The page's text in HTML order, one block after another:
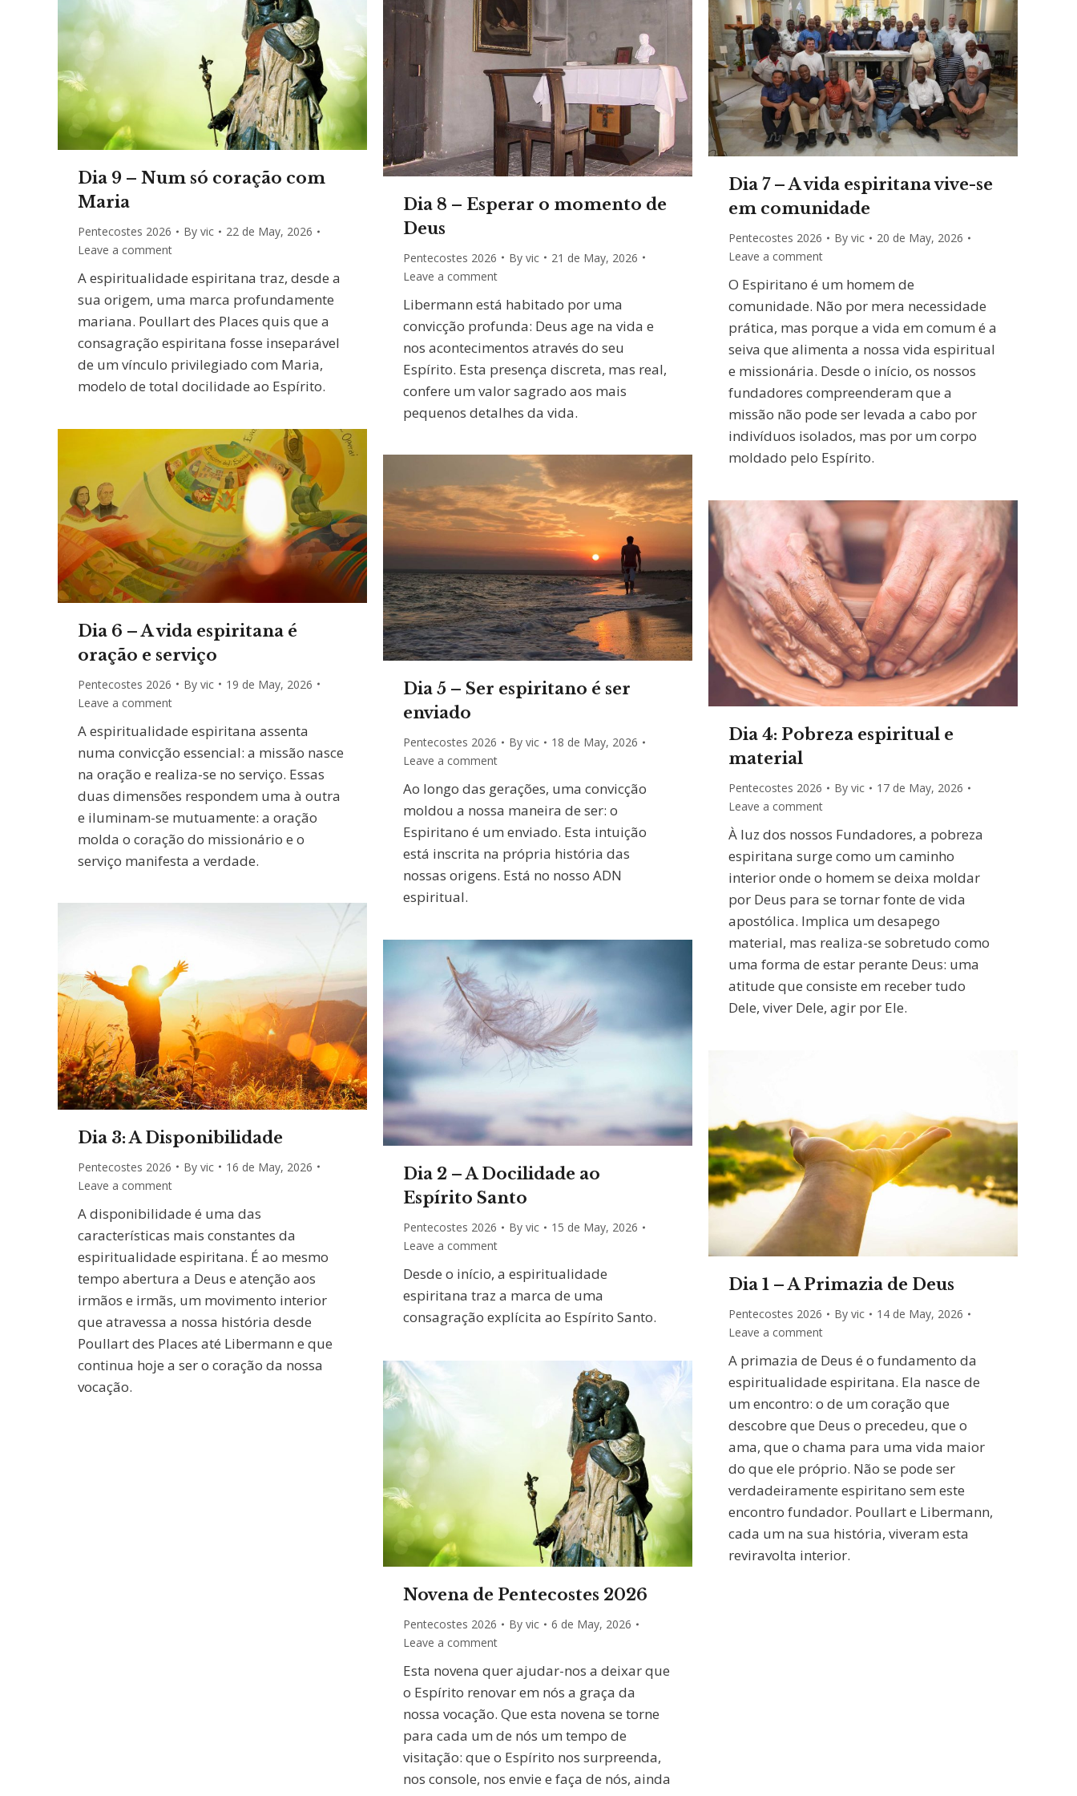
Dia 9 – Num só coração com
Maria
Pentecostes 2026 By vic
22 de May, 2026
Leave a comment
A espiritualidade espiritana traz, desde a
sua origem, uma marca profundamente
mariana. Poullart des Places quis que a
consagração espiritana fosse inseparável
de um vínculo privilegiado com Maria,
modelo de total docilidade ao Espírito.
Dia 8 – Esperar o momento de
Deus
Pentecostes 2026 By vic
21 de May, 2026
Leave a comment
Libermann está habitado por uma
convicção profunda: Deus age na vida e
nos acontecimentos através do seu
Espírito. Esta presença discreta, mas real,
confere um valor sagrado aos mais
pequenos detalhes da vida.
Dia 7 – A vida espiritana vive-se
em comunidade
Pentecostes 2026 By vic
20 de May, 2026
Leave a comment
O Espiritano é um homem de
comunidade. Não por mera necessidade
prática, mas porque a vida em comum é a
seiva que alimenta a nossa vida espiritual
e missionária. Desde o início, os nossos
fundadores compreenderam que a
missão não pode ser levada a cabo por
indivíduos isolados, mas por um corpo
moldado pelo Espírito.
Dia 6 – A vida espiritana é
oração e serviço
Pentecostes 2026 By vic
19 de May, 2026
Leave a comment
A espiritualidade espiritana assenta
numa convicção essencial: a missão nasce
na oração e realiza-se no serviço. Essas
duas dimensões respondem uma à outra
e iluminam-se mutuamente: a oração
molda o coração do missionário e o
serviço manifesta a verdade.
Dia 5 – Ser espiritano é ser
enviado
Pentecostes 2026 By vic
18 de May, 2026
Leave a comment
Ao longo das gerações, uma convicção
moldou a nossa maneira de ser: o
Espiritano é um enviado. Esta intuição
está inscrita na própria história das
nossas origens. Está no nosso ADN
espiritual.
Dia 4: Pobreza espiritual e
material
Pentecostes 2026 By vic
17 de May, 2026
Leave a comment
À luz dos nossos Fundadores, a pobreza
espiritana surge como um caminho
interior onde o homem se deixa moldar
por Deus para se tornar fonte de vida
apostólica. Implica um desapego
material, mas realiza-se sobretudo como
uma forma de estar perante Deus: uma
atitude que consiste em receber tudo
Dele, viver Dele, agir por Ele.
Dia 3: A Disponibilidade
Pentecostes 2026 By vic
16 de May, 2026
Leave a comment
A disponibilidade é uma das
características mais constantes da
espiritualidade espiritana. É ao mesmo
tempo abertura a Deus e atenção aos
irmãos e irmãs, um movimento interior
que atravessa a nossa história desde
Poullart des Places até Libermann e que
continua hoje a ser o coração da nossa
vocação.
Dia 2 – A Docilidade ao
Espírito Santo
Pentecostes 2026 By vic
15 de May, 2026
Leave a comment
Desde o início, a espiritualidade
espiritana traz a marca de uma
consagração explícita ao Espírito Santo.
Dia 1 – A Primazia de Deus
Pentecostes 2026 By vic
14 de May, 2026
Leave a comment
A primazia de Deus é o fundamento da
espiritualidade espiritana. Ela nasce de
um encontro: o de um coração que
descobre que Deus o precedeu, que o
ama, que o chama para uma vida maior
do que ele próprio. Não se pode ser
verdadeiramente espiritano sem este
encontro fundador. Poullart e Libermann,
cada um na sua história, viveram esta
reviravolta interior.
Novena de Pentecostes 2026
Pentecostes 2026 By vic
6 de May, 2026
Leave a comment
Esta novena quer ajudar-nos a deixar que
o Espírito renovar em nós a graça da
nossa vocação. Que esta novena se torne
para cada um de nós um tempo de
visitação: que o Espírito nos surpreenda,
nos console, nos envie e faça de nós, ainda